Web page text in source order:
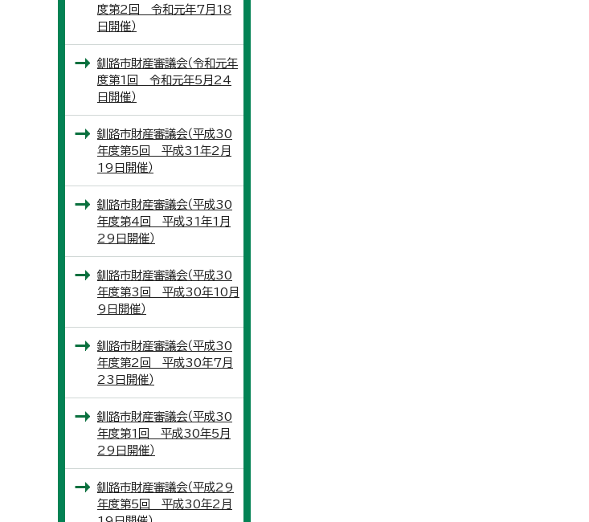
度第2回 令和元年7月18
日開催）
釧路市財産審議会（令和元年
度第1回 令和元年5月24
日開催）
釧路市財産審議会（平成30
年度第5回 平成31年2月
19日開催）
釧路市財産審議会（平成30
年度第4回 平成31年1月
29日開催）
釧路市財産審議会（平成30
年度第3回 平成30年10月
9日開催）
釧路市財産審議会（平成30
年度第2回 平成30年7月
23日開催）
釧路市財産審議会（平成30
年度第1回 平成30年5月
29日開催）
釧路市財産審議会（平成29
年度第5回 平成30年2月